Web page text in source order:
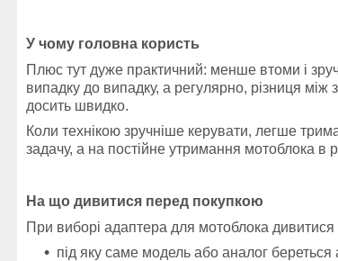
У чому головна користь
Плюс тут дуже практичний: менше втоми і
випадку до випадку, а регулярно, різниця
досить швидко.
Коли технікою зручніше керувати, легше
задачу, а на постійне утримання мотоблока в
На що дивитися перед покупкою
При виборі адаптера для мотоблока
під яку саме модель або аналог береться